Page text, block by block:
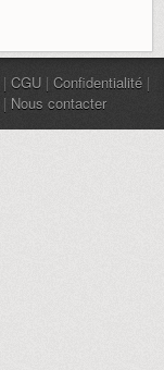
| CGU | Confidentialité |
| Nous contacter